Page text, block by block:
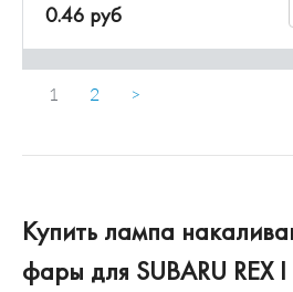
0.46 руб
1 2 >
Купить лампа
фары для SUBARU REX